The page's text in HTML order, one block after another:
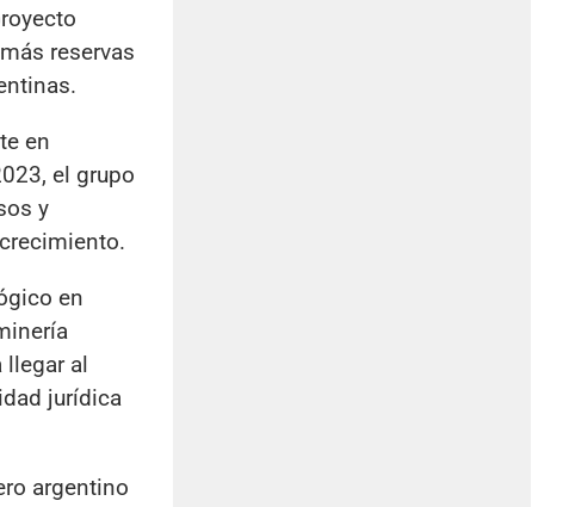
reservas
en
el grupo
y
en
llegar al
jurídica
argentino